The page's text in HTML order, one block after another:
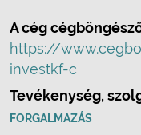
A cég
https://
investkf-c
Tevékenység,
FORGALMAZÁS